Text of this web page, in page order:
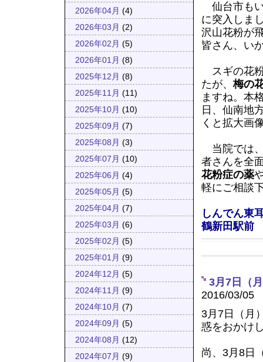
2026年04月 (4)
2026年03月 (2)
2026年02月 (5)
2026年01月 (8)
2025年12月 (8)
2025年11月 (11)
2025年10月 (10)
2025年09月 (7)
2025年08月 (3)
2025年07月 (10)
2025年06月 (4)
2025年05月 (5)
2025年04月 (7)
2025年03月 (6)
2025年02月 (5)
2025年01月 (9)
2024年12月 (5)
2024年11月 (9)
2024年10月 (7)
2024年09月 (5)
2024年08月 (12)
2024年07月 (9)
仙台市も
に突入しま
沢山花粉が
皆さん、い
スギの花
たが、梅の
ますね。本
日、仙南地
くと拡大画
当院では
者さんを全
花粉症の薬
軽にご相談
しんでん東
鶴新田駅前
3月7日（
2016/03/05
3月7日（月
惑をおかけ
尚、3月8日